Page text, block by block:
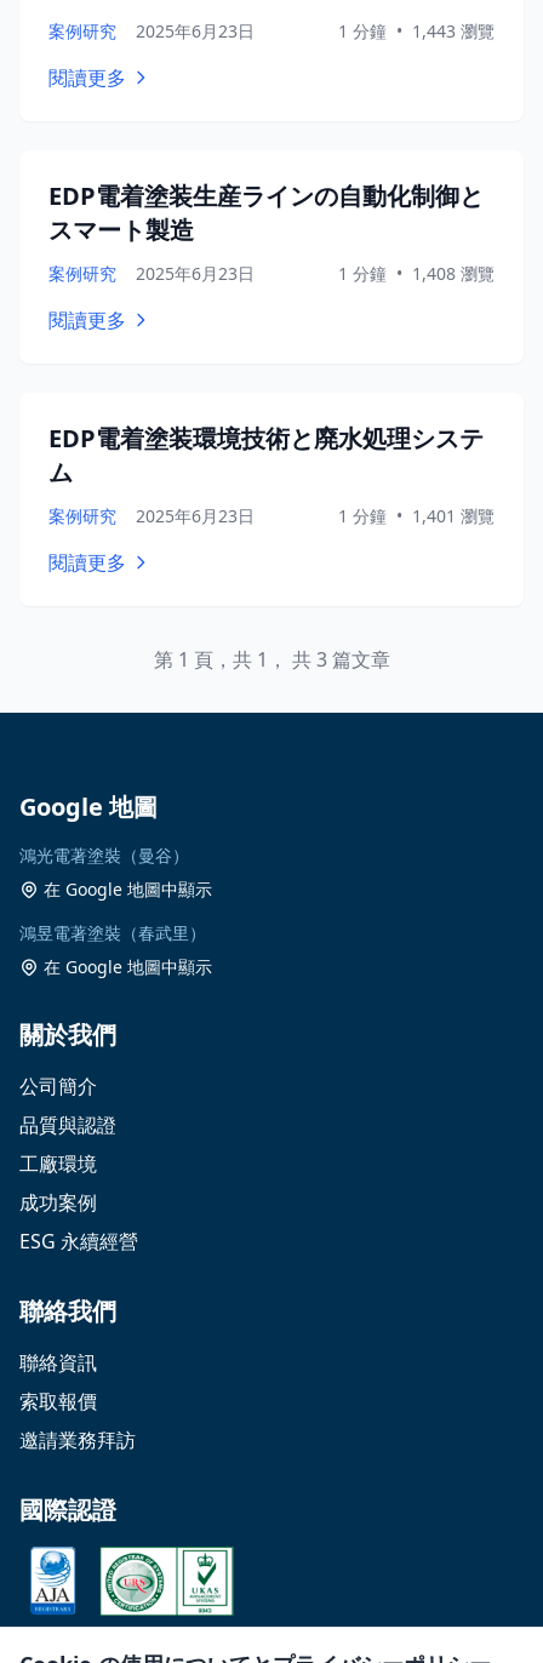
案例研究 2025年6月23日 1 分鐘 • 1,443 瀏覽
閱讀更多
EDP電着塗装生産ラインの自動化制御と
スマート製造
案例研究 2025年6月23日 1 分鐘 • 1,408 瀏覽
閱讀更多
EDP電着塗装環境技術と廃水処理システ
ム
案例研究 2025年6月23日 1 分鐘 • 1,401 瀏覽
閱讀更多
第 1 頁，共 1， 共 3 篇文章
Google 地圖
鴻光電著塗裝（曼谷）
在 Google 地圖中顯示
鴻昱電著塗裝（春武里）
在 Google 地圖中顯示
關於我們
公司簡介
品質與認證
工廠環境
成功案例
ESG 永續經營
聯絡我們
聯絡資訊
索取報價
邀請業務拜訪
國際認證